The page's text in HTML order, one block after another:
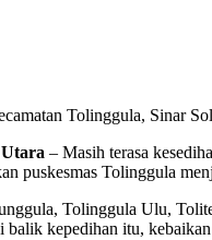
Tolinggula, Sinar
– Masih terasa
puskesmas Tolinggula
Tolinggula Ulu,
balik kepedihan itu,